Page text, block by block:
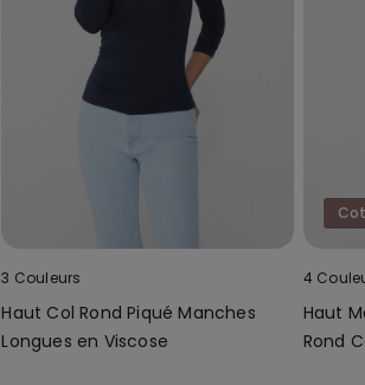
3 Couleurs
Haut Col Rond Piqué Manches
Longues en Viscose
4
Haut
Rond